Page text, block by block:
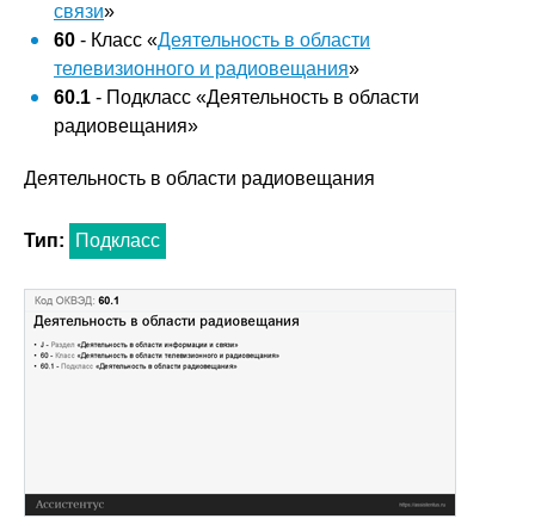
связи»
60 - Класс «Деятельность в области
телевизионного и радиовещания»
60.1 - Подкласс «Деятельность в области
радиовещания»
Деятельность в области радиовещания
Тип: Подкласс